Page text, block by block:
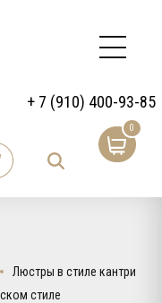
+ 7 (910) 400-93-85
0
Люстры в стиле кантри
стиле